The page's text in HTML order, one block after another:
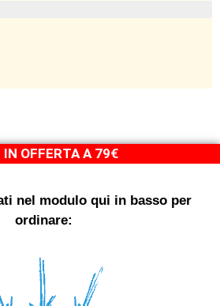
IN OFFERTA A 79€
nel modulo qui in basso per
ordinare: